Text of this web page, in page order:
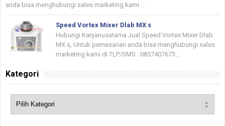
anda bisa menghubungi sales marketing kami ...
Speed Vortex Mixer Dlab MX s
Hubungi Karyanusatama Jual Speed Vortex Mixer Dlab
MX s, Untuk pemesanan anda bisa menghubungi sales
marketing kami di TLP/SMS : 0857407673...
Kategori